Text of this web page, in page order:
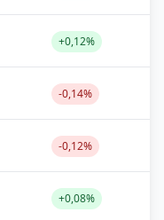
+0,12%
-0,14%
-0,12%
+0,08%